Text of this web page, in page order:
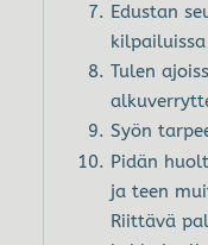
Edustan
Tulen
Syön
Pidän
ja teen
Riittävä